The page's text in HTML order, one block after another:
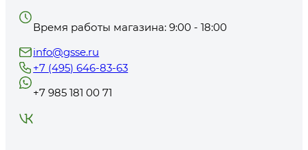
Время работы магазина: 9:00 - 18:00
info@gsse.ru
+7 (495) 646-83-63
+7 985 181 00 71